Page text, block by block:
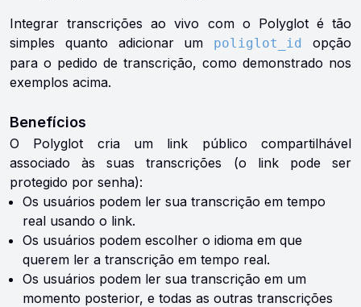
Integrar transcrições ao vivo com o Polyglot é tão
simples quanto adicionar um poliglot_id
opção
para o pedido de transcrição, como demonstrado nos
exemplos acima.
Benefícios
O Polyglot cria um link público compartilhável
associado às suas transcrições (o link pode ser
protegido por senha):
Os usuários podem ler sua transcrição em tempo
real usando o link.
Os usuários podem escolher o idioma em que
querem ler a transcrição em tempo real.
Os usuários podem ler sua transcrição em um
momento posterior, e todas as outras transcrições